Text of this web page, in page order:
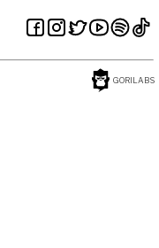
GORILABS